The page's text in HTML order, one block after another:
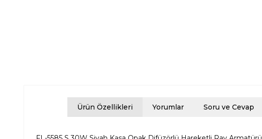
Ürün Özellikleri Yorumlar Soru ve Cevap